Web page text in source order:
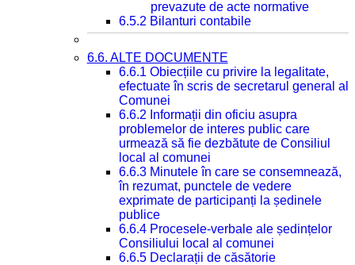
prevazute de acte normative
6.5.2 Bilanturi contabile
6.6. ALTE DOCUMENTE
6.6.1 Obiecțiile cu privire la legalitate,
efectuate în scris de secretarul general al
Comunei
6.6.2 Informații din oficiu asupra
problemelor de interes public care
urmează să fie dezbătute de Consiliul
local al comunei
6.6.3 Minutele în care se consemnează,
în rezumat, punctele de vedere
exprimate de participanți la ședinele
publice
6.6.4 Procesele-verbale ale ședințelor
Consiliului local al comunei
6.6.5 Declarații de căsătorie